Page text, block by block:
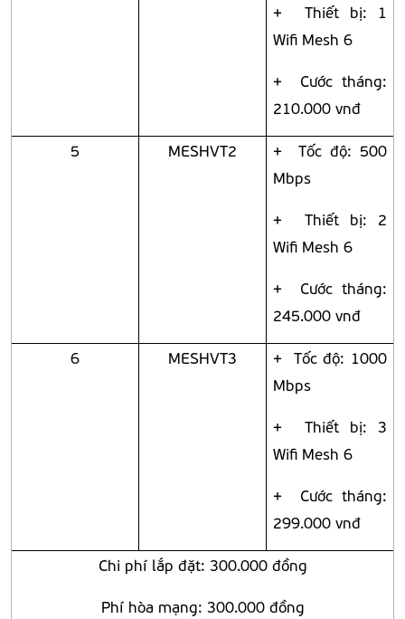
+ Thiết bị: 1
Wifi Mesh 6
+ Cước tháng:
210.000 vnđ
5 MESHVT2
+ Tốc độ: 500
Mbps
+ Thiết bị: 2
Wifi Mesh 6
+ Cước tháng:
245.000 vnđ
6 MESHVT3
+ Tốc độ: 1000
Mbps
+ Thiết bị: 3
Wifi Mesh 6
+ Cước tháng:
299.000 vnđ
Chi phí lắp đặt: 300.000 đồng
Phí hòa mạng: 300.000 đồng